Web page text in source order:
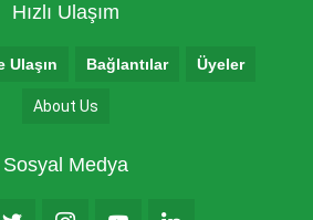
Hızlı Ulaşım
Ulaşın Bağlantılar Üyeler
About Us
Sosyal Medya